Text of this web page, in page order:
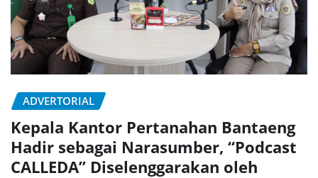
ADVERTORIAL
Kepala Kantor Pertanahan Bantaeng
Hadir sebagai Narasumber, “Podcast
CALLEDA” Diselenggarakan oleh